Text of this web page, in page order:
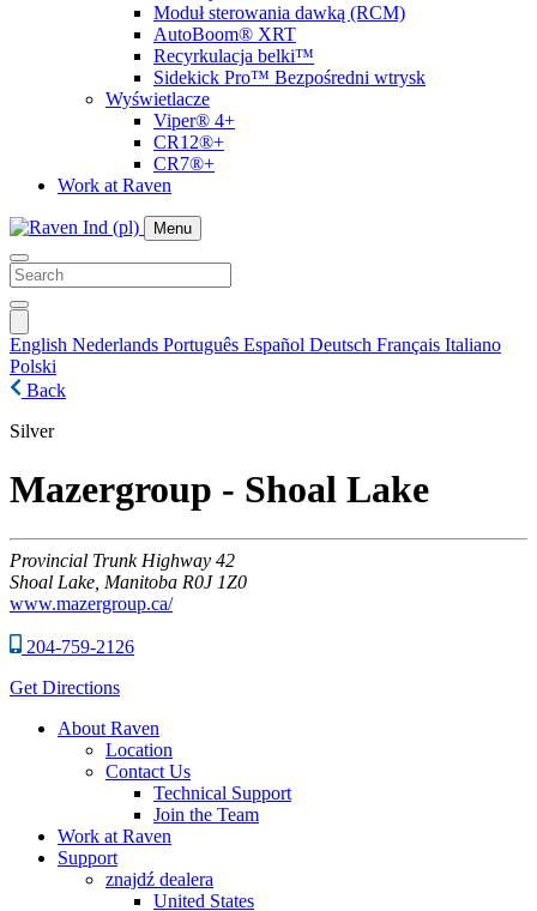
Moduł sterowania dawką (RCM)
AutoBoom® XRT
Recyrkulacja belki™
Sidekick Pro™ Bezpośredni wtrysk
Wyświetlacze
Viper® 4+
CR12®+
CR7®+
Work at Raven
Menu
English Nederlands Português Español Deutsch Français Italiano
Polski
Back
Silver
Mazergroup - Shoal Lake
Provincial Trunk Highway 42
Shoal Lake, Manitoba R0J 1Z0
www.mazergroup.ca/
204-759-2126
Get Directions
About Raven
Location
Contact Us
Technical Support
Join the Team
Work at Raven
Support
znajdź dealera
United States